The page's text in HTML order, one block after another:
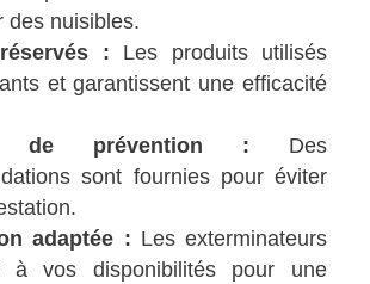
des nuisibles.
: Les produits utilisés
et garantissent une efficacité
de prévention : Des
sont fournies pour éviter
adaptée : Les exterminateurs
à vos disponibilités pour une